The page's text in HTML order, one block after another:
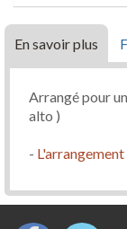
En savoir plus
Arrangé pour
alto )
- L'arrangement